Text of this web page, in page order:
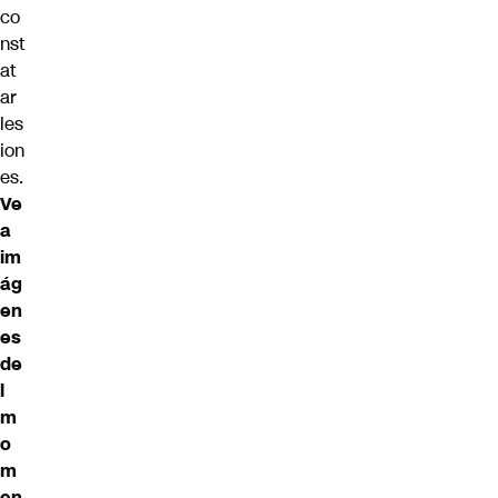
co
nst
at
ar
les
ion
es.
Ve
a
im
ág
en
es
de
l
m
o
m